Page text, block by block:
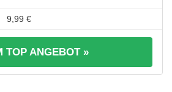
9,99 €
TOP ANGEBOT »